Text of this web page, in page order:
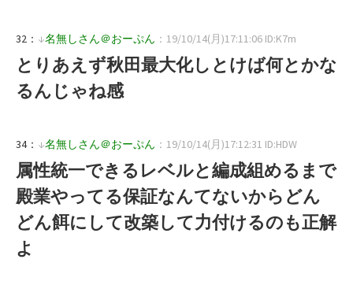
32： ↓名無しさん＠おーぷん ：19/10/14(月)17:11:06 ID:K7m
とりあえず秋田最大化しとけば何とかな
るんじゃね感
34： ↓名無しさん＠おーぷん ：19/10/14(月)17:12:31 ID:HDW
属性統一できるレベルと編成組めるまで
殿業やってる保証なんてないからどん
どん餌にして改築して力付けるのも正解
よ